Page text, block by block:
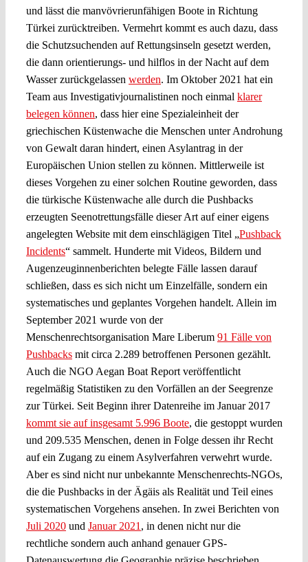
und lässt die manvövrierunfähigen Boote in Richtung
Türkei zurücktreiben. Vermehrt kommt es auch dazu, dass
die Schutzsuchenden auf Rettungsinseln gesetzt werden,
die dann orientierungs- und hilflos in der Nacht auf dem
Wasser zurückgelassen werden. Im Oktober 2021 hat ein
Team aus Investigativjournalistinen noch einmal klarer
belegen können, dass hier eine Spezialeinheit der
griechischen Küstenwache die Menschen unter Androhung
von Gewalt daran hindert, einen Asylantrag in der
Europäischen Union stellen zu können. Mittlerweile ist
dieses Vorgehen zu einer solchen Routine geworden, dass
die türkische Küstenwache alle durch die Pushbacks
erzeugten Seenotrettungsfälle dieser Art auf einer eigens
angelegten Website mit dem einschlägigen Titel „Pushback
Incidents“ sammelt. Hunderte mit Videos, Bildern und
Augenzeuginnenberichten belegte Fälle lassen darauf
schließen, dass es sich nicht um Einzelfälle, sondern ein
systematisches und geplantes Vorgehen handelt. Allein im
September 2021 wurde von der
Menschenrechtsorganisation Mare Liberum 91 Fälle von
Pushbacksmit circa 2.289 betroffenen Personen gezählt.
Auch die NGO Aegan Boat Report veröffentlicht
regelmäßig Statistiken zu den Vorfällen an der Seegrenze
zur Türkei. Seit Beginn ihrer Datenreihe im Januar 2017
kommt sie auf insgesamt 5.996 Boote, die gestoppt wurden
und 209.535 Menschen, denen in Folge dessen ihr Recht
auf ein Zugang zu einem Asylverfahren verwehrt wurde.
Aber es sind nicht nur unbekannte Menschenrechts-NGOs,
die die Pushbacks in der Ägäis als Realität und Teil eines
systematischen Vorgehens ansehen. In zwei Berichten von
Juli 2020und Januar 2021 , in denen nicht nur die
rechtliche sondern auch anhand genauer GPS-